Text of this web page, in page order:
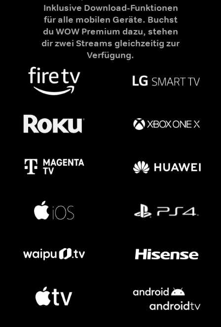
Inklusive Download-Funktionen
für alle mobilen Geräte. Buchst
du WOW Premium dazu, stehen
dir zwei Streams gleichzeitig zur
Verfügung.